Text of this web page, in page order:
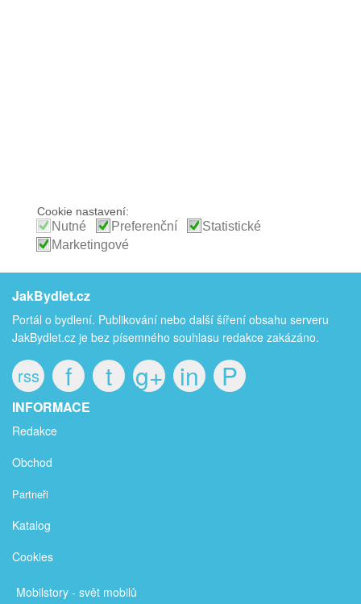
JakBydlet.cz
Portál o bydlení. Publikování nebo další šíření obsahu serveru
JakBydlet.cz je bez písemného souhlasu redakce zakázáno.
rss f t g+ in P
INFORMACE
Redakce
Obchod
Partneři
Katalog
Cookies
Mobilstory - svět mobilů
Cookie nastavení:
Nutné Preferenční
Statistické
Marketingové